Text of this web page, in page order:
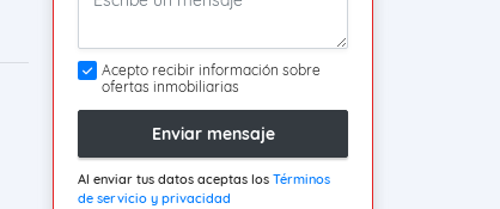
Acepto recibir información sobre
ofertas inmobiliarias
Enviar mensaje
Al enviar tus datos aceptas los Términos
de servicio y privacidad